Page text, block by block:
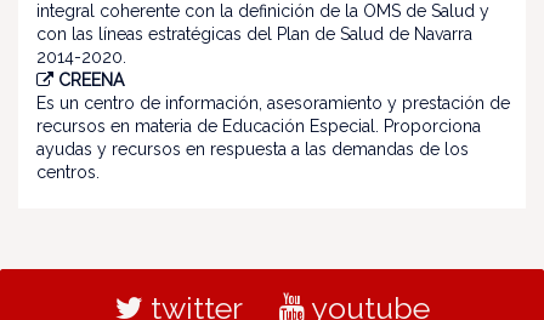
integral coherente con la definición de la OMS de Salud y
con las líneas estratégicas del Plan de Salud de Navarra
2014-2020.
CREENA
Es un centro de información, asesoramiento y prestación de
recursos en materia de Educación Especial. Proporciona
ayudas y recursos en respuesta a las demandas de los
centros.
twitter youtube